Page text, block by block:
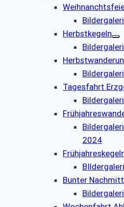
Herbstkegeln
Tagesfahrt
2024
Bunter